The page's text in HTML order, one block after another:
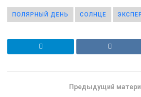
ПОЛЯРНЫЙ ДЕНЬ СОЛНЦЕ
Предыдущий